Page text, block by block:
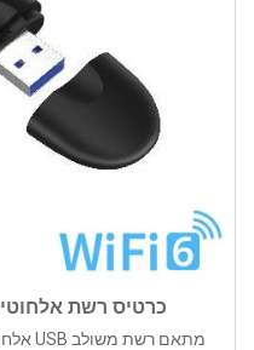
כרטיס רשת אלחוטי 1800Mbps WiFi-6 USB